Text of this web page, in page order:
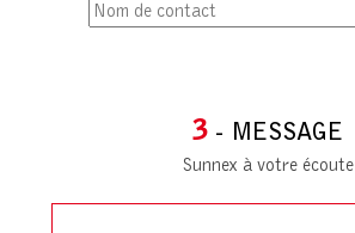
3 - MESSAGE
Sunnex à votre écoute